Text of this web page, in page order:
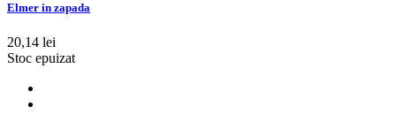
Elmer in zapada
20,14 lei
Stoc epuizat